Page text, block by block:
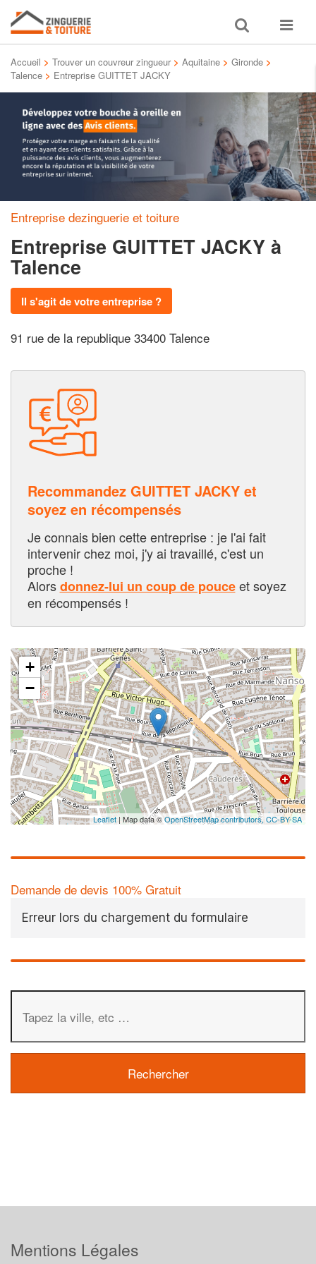
Toggle
search
Toggle
Accueil > Trouver un couvreur zingueur > Aquitaine > Gironde >
Talence > Entreprise GUITTET JACKY
Entreprise dezinguerie et toiture
Entreprise GUITTET JACKY à
Talence
Il s'agit de votre entreprise ?
91 rue de la republique 33400 Talence
Recommandez GUITTET JACKY et
soyez en récompensés
Je connais bien cette entreprise : je l'ai fait
intervenir chez moi, j'y ai travaillé, c'est un
proche !
Alorsdonnez-lui un coup de pouceet soyez
en récompensés !
+
−
Leaflet| Map data ©OpenStreetMap contributors, CC-BY-SA
Demande de devis 100% Gratuit
Erreur lors du chargement du formulaire
Mentions Légales